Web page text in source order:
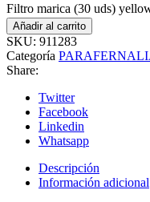
Filtro marica (30 uds)
Añadir al carrito
SKU: 911283
Categoría
Share:
Twitter
Facebook
Linkedin
Whatsapp
Descripción
Información adicional